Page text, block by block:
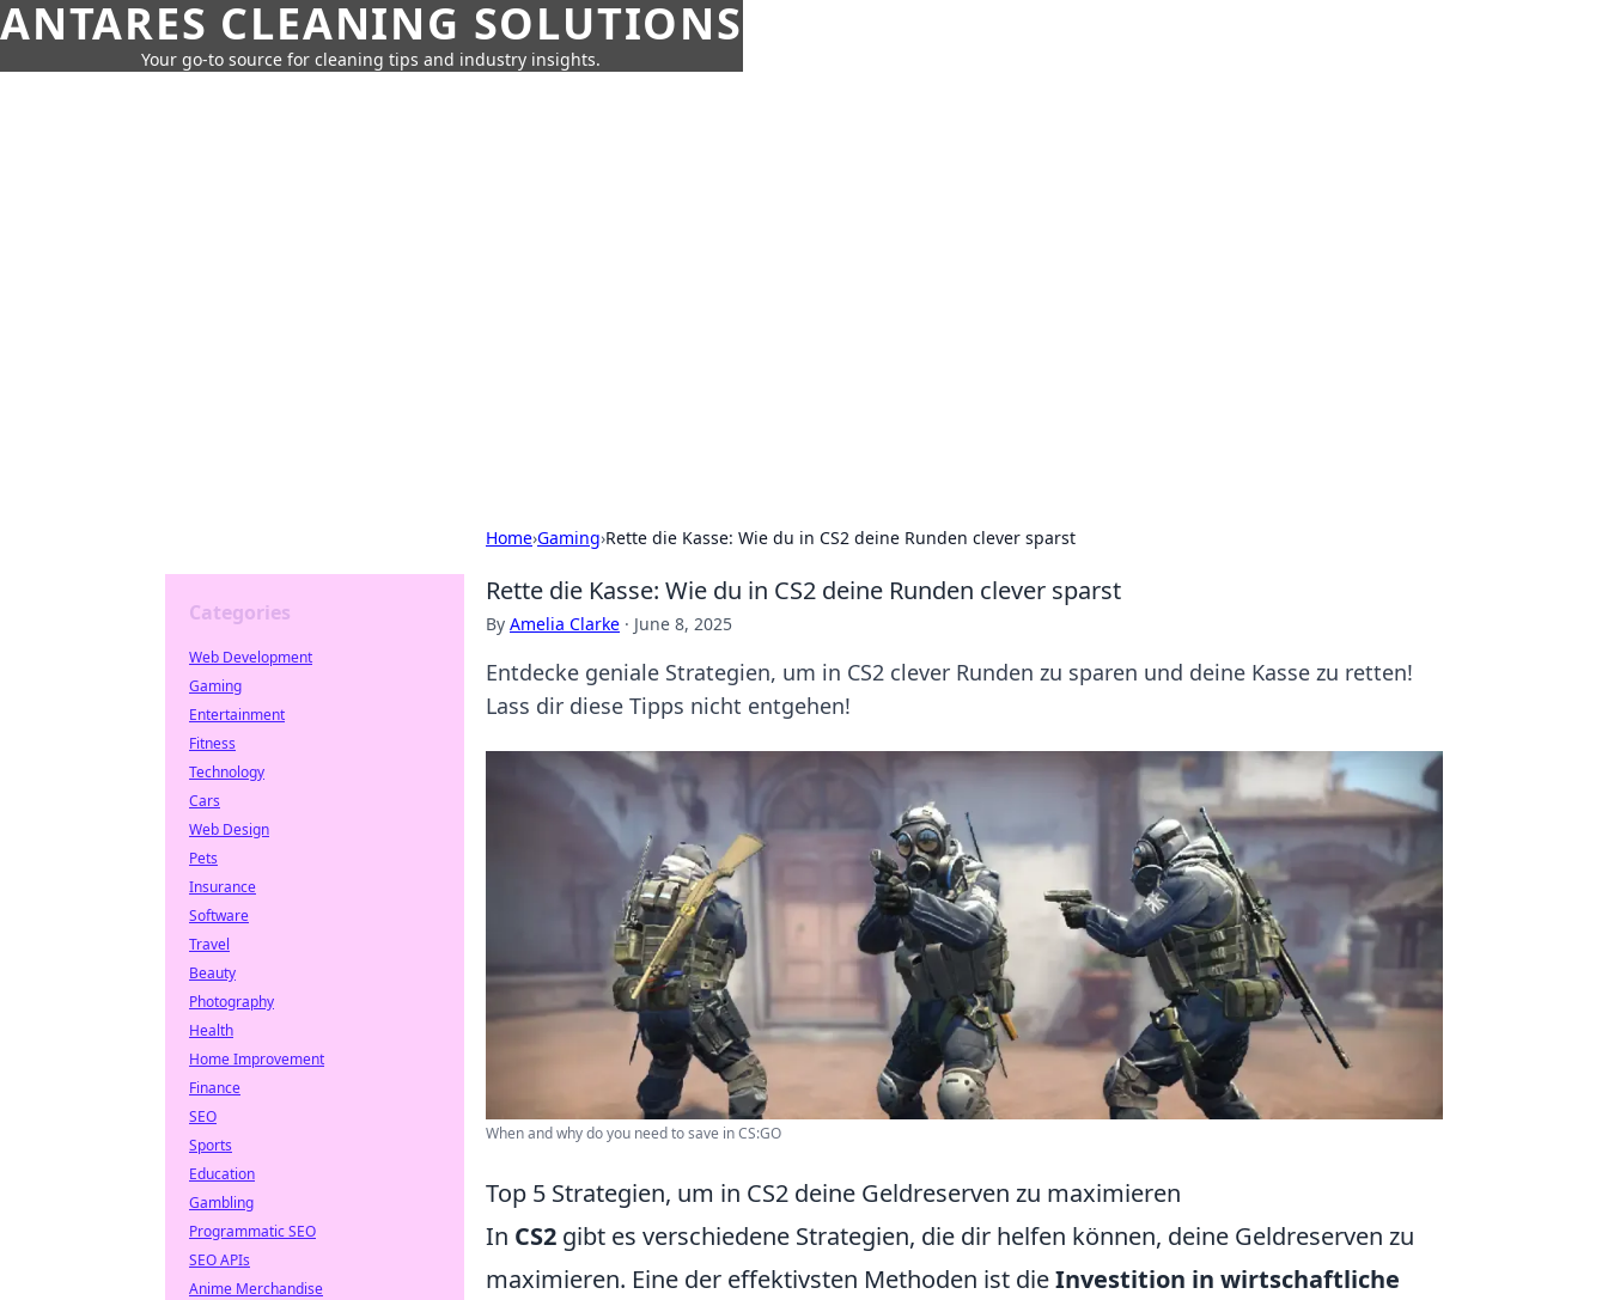
ANTARES CLEANING SOLUTIONS
Your go-to source for cleaning tips and industry insights.
Home›Gaming›Rette die Kasse: Wie du in CS2 deine Runden clever sparst
Rette die Kasse: Wie du in CS2 deine Runden clever sparst
By Amelia Clarke · June 8, 2025
Entdecke geniale Strategien, um in CS2 clever Runden zu sparen und deine Kasse zu retten!
Lass dir diese Tipps nicht entgehen!
When and why do you need to save in CS:GO
Top 5 Strategien, um in CS2 deine Geldreserven zu maximieren
In CS2 gibt es verschiedene Strategien, die dir helfen können, deine Geldreserven zu
maximieren. Eine der effektivsten Methoden ist dieInvestition in wirtschaftliche
Categories
Web Development
Gaming
Entertainment
Fitness
Technology
Cars
Web Design
Pets
Insurance
Software
Travel
Beauty
Photography
Health
Home Improvement
Finance
SEO
Sports
Education
Gambling
Programmatic SEO
SEO APIs
Anime Merchandise